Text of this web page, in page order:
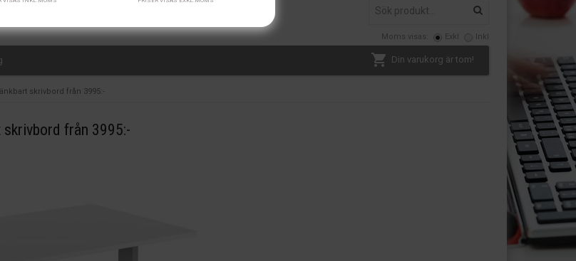
Moms visas: Exkl Inkl
Din varukorg är tom!
skrivbord från 3995:-
från 3995:-